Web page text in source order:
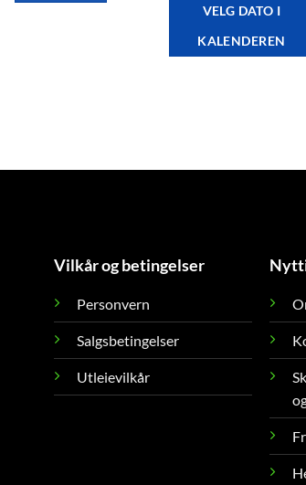
VELG DATO I
KALENDEREN
Vilkår og betingelser
Personvern
Salgsbetingelser
Utleievilkår